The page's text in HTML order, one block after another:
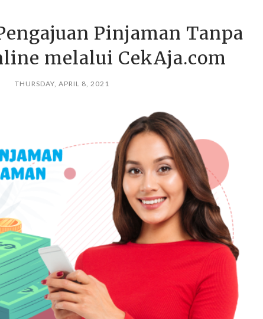
Pinjaman Tanpa
melalui CekAja.com
THURSDAY, APRIL 8, 2021